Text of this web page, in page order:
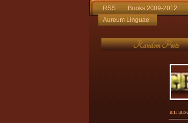
RSS Books 2009-2012
Aureum Linguae
Random Posts
ani